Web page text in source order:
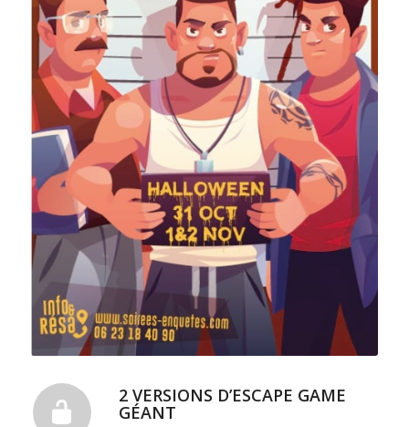
2 VERSIONS D’ESCAPE GAME
GÉANT